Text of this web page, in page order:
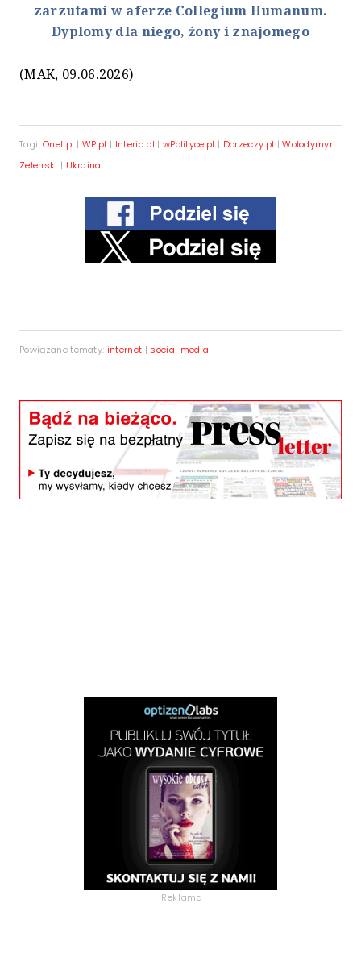
zarzutami w aferze Collegium Humanum.
Dyplomy dla niego, żony i znajomego
(MAK, 09.06.2026)
Tagi: Onet.pl |WP.pl | Interia.pl | wPolityce.pl | Dorzeczy.pl |Wołodymyr
Zełenski | Ukraina
Powiązane tematy: internet | social media
Reklama